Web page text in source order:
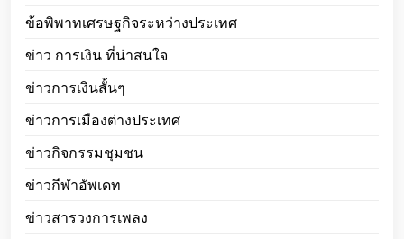
ข้อพิพาทเศรษฐกิจระหว่างประเทศ
ข่าว การเงิน ที่น่าสนใจ
ข่าวการเงินสั้นๆ
ข่าวการเมืองต่างประเทศ
ข่าวกิจกรรมชุมชน
ข่าวกีฬาอัพเดท
ข่าวสารวงการเพลง